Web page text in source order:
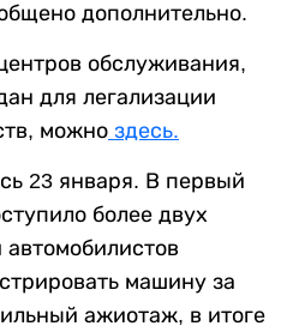
дополнительно.
обслуживания,
для легализации
можно здесь.
23 января. В первый
более двух
машину за
ажиотаж, в итоге